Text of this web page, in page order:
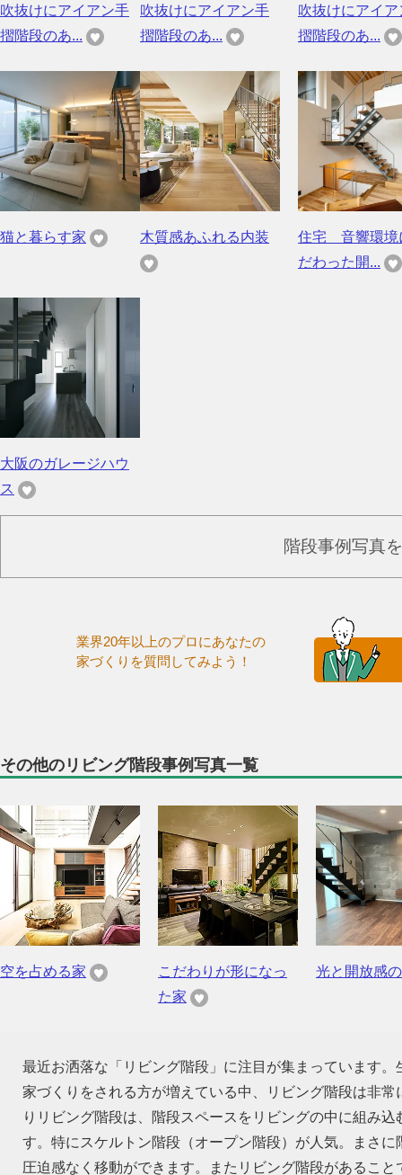
吹抜けにアイアン手
摺階段のあ...
吹抜けにアイアン手
摺階段のあ...
吹抜けにアイア
摺階段のあ...
猫と暮らす家 木質感あふれる内装
住宅 音響環境
だわった開...
大阪のガレージハウ
ス
階段事例写真
業界20年以上のプロにあなたの
家づくりを質問してみよう！
その他のリビング階段事例写真一覧
空を占める家
こだわりが形になっ
た家
光と開放感
最近お洒落な「リビング階段」に注目が集まっています
家づくりをされる方が増えている中、リビング階段は非
りリビング階段は、階段スペースをリビングの中に組み
す。特にスケルトン階段（オープン階段）が人気。まさ
圧迫感なく移動ができます。またリビング階段があるこ